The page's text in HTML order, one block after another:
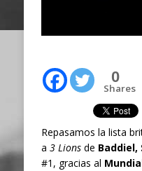
0
Shares
Repasamos la lista
a 3 Lionsde Baddiel,
#1, gracias al